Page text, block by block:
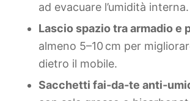
ad evacuare l’umidità interna.
Lascio spazio tra armadio e
almeno 5–10 cm per
dietro il mobile.
Sacchetti fai‑da‑te